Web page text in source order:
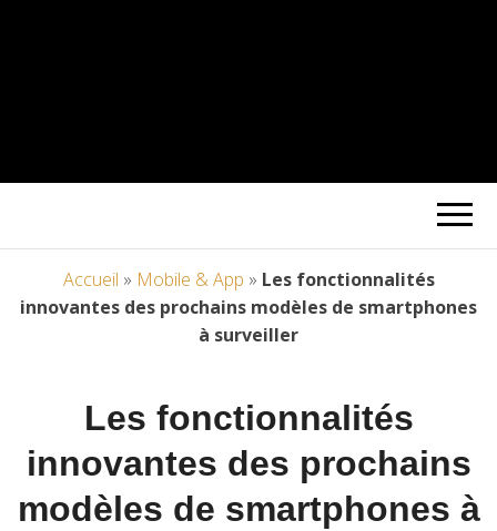
Accueil » Mobile & App » Les fonctionnalités
innovantes des prochains modèles de smartphones
à surveiller
Les fonctionnalités
innovantes des prochains
modèles de smartphones à